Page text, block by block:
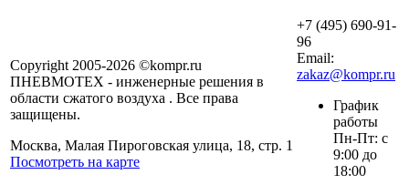
Copyright 2005-2026 ©kompr.ru
ПНЕВМОТЕХ - инженерные решения в
области сжатого воздуха . Все права
защищены.
Москва, Малая Пироговская улица, 18, стр. 1
Посмотреть на карте
+7 (495) 690-91-
96
Email:
zakaz@kompr.ru
График
работы
Пн-Пт: с
9:00 до
18:00